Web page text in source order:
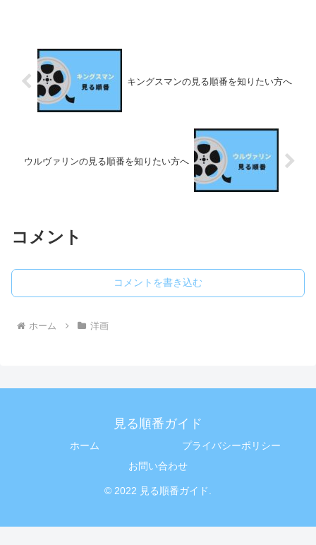
キングスマンの見る順番を知りたい方へ
ウルヴァリンの見る順番を知りたい方へ
コメント
コメントを書き込む
ホーム 洋画
見る順番ガイド
ホーム
プライバシーポリシー
お問い合わせ
© 2022 見る順番ガイド.